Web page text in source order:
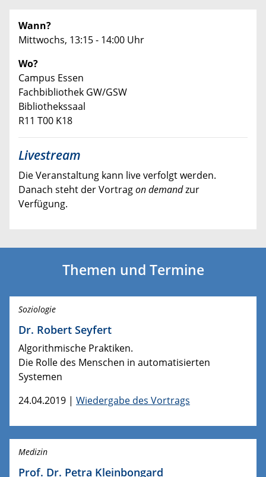
Wann?
Mittwochs, 13:15 - 14:00 Uhr
Wo?
Campus Essen
Fachbibliothek GW/GSW
Bibliothekssaal
R11 T00 K18
Livestream
Die Veranstaltung kann live verfolgt werden.
Danach steht der Vortragon demandzur
Verfügung.
Themen und Termine
Soziologie
Dr. Robert Seyfert
Algorithmische Praktiken.
Die Rolle des Menschen in automatisierten
Systemen
24.04.2019 | Wiedergabe des Vortrags
Medizin
Prof. Dr. Petra Kleinbongard